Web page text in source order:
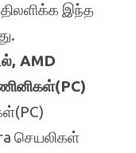
இந்த
AMD
செயலிகள்